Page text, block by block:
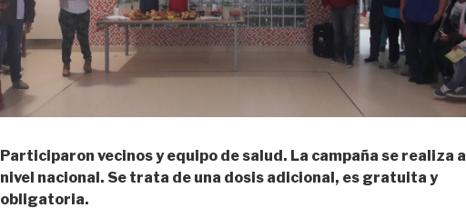
Participaron vecinos y equipo de salud. La campaña se realiza a
nivel nacional. Se trata de una dosis adicional, es gratuita y
obligatoria.